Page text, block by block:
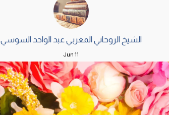
الشيخ الروحاني المغربي عبد الواحد السوسي
11
Jun